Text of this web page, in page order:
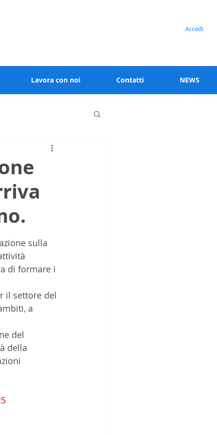
Accedi
Lavora con noi Contatti NEWS
sulla
di formare i
il settore del
a
del
della